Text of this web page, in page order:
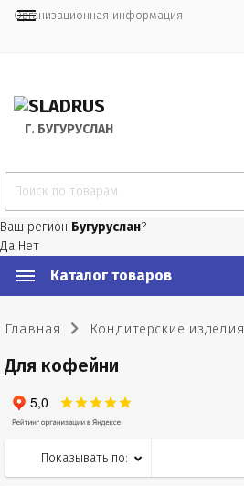
Организационная информация
Г. БУГУРУСЛАН
Ваш регион Бугуруслан?
Да Нет
Каталог товаров
Главная Кондитерские изделия
Для кофейни
Показывать по: